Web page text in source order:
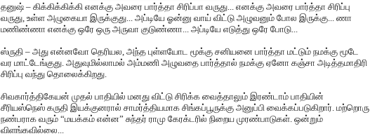
தனுஷ் – கிக்கிக்கிக்கி எனக்கு அவரை பார்த்தா சிரிப்பா வருது... எனக்கு அவரை பார்த்தா சிரிப்பு
வருது, உள்ள அழுகையா இருக்குது... அப்டியே ஓன்னு வாய் விட்டு அழுவனும் போல இருக்கு... ணா
மணிண்ணா எனக்கு ஒரே ஒரு அருவா குடுண்ணா... அப்டியே எடுத்து ஒரே போடு...
ஸ்ருதி – அது என்னவோ தெரியல, அந்த புள்ளயோட மூக்கு சனியனை பார்த்தா மட்டும் நமக்கு மூடே
வர மாட்டேங்குது. அதுவுமில்லாமல் அம்மணி அழுவதை பார்த்தால் நமக்கு ஏனோ கஞ்சா அடித்தமாதிரி
சிரிப்பு வந்து தொலைக்கிறது.
சிவகார்த்திகேயன் முதல் பாதியில் மனது விட்டு சிரிக்க வைத்தாலும் இரண்டாம் பாதியின்
சீரியஸ்நெஸ் கருதி இயக்குனரால் சாமர்த்தியமாக சிங்கப்பூருக்கு அனுப்பி வைக்கப்படுகிறார். மற்றொரு
நண்பராக வரும் “மயக்கம் என்ன” சுந்தர் ராமு கேரக்டரில் நிறைய முரண்பாடுகள். ஒன்றும்
விளங்கவில்லை...